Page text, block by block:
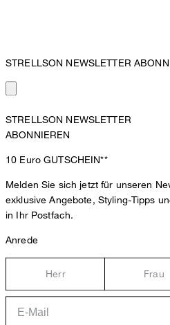
STRELLSON NEWSLETTER
STRELLSON NEWSLETTER
ABONNIEREN
10 EuroGUTSCHEIN**
Melden Sie sich jetzt für unseren
exklusive Angebote, Styling-Tipps
in Ihr Postfach.
Anrede
Herr Frau